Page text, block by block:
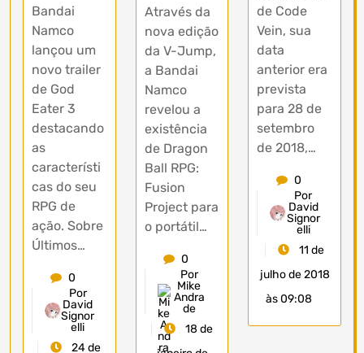
Bandai
Namco
lançou um
novo trailer
de God
Eater 3
destacando
as
característi
cas do seu
RPG de
ação. Sobre
Últimos…
0
Por
David
Signor
elli
24 de
Através da
nova edição
da V-Jump,
a Bandai
Namco
revelou a
existência
de Dragon
Ball RPG:
Fusion
Project para
o portátil…
0
Por
Mike
Andra
de
18 de
de Code
Vein, sua
data
anterior era
prevista
para 28 de
setembro
de 2018,…
0
Por
David
Signor
elli
11 de
julho de 2018
às 09:08